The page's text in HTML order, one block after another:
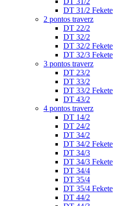
DT 31/2 Fekete
2 pontos traverz
DT 22/2
DT 32/2
DT 32/2 Fekete
DT 32/3 Fekete
3 pontos traverz
DT 23/2
DT 33/2
DT 33/2 Fekete
DT 43/2
4 pontos traverz
DT 14/2
DT 24/2
DT 34/2
DT 34/2 Fekete
DT 34/3
DT 34/3 Fekete
DT 34/4
DT 35/4
DT 35/4 Fekete
DT 44/2